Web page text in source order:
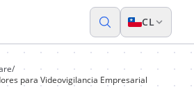
CL
/
para Videovigilancia Empresarial